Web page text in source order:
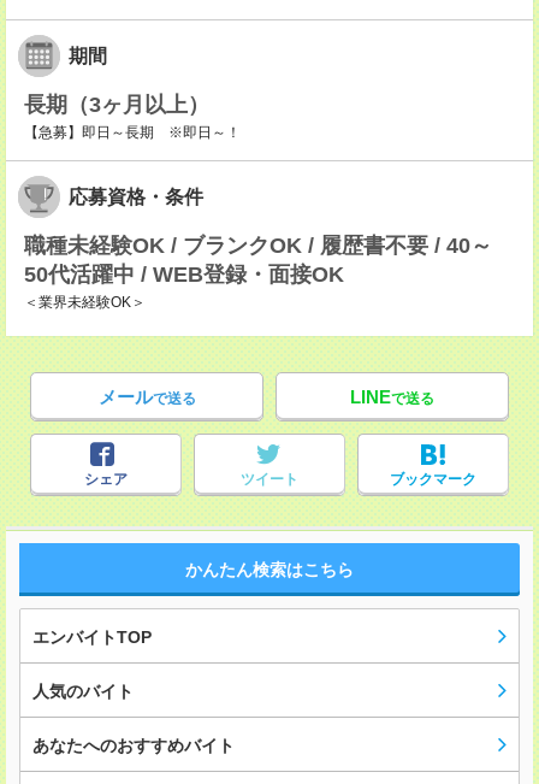
期間
長期（3ヶ月以上）
【急募】即日～長期 ※即日～！
応募資格・条件
職種未経験OK / ブランクOK / 履歴書不要 / 40～
50代活躍中 / WEB登録・面接OK
＜業界未経験OK＞
メールで送る LINEで送る
シェア ツイート ブックマーク
かんたん検索はこちら
エンバイトTOP
人気のバイト
あなたへのおすすめバイト